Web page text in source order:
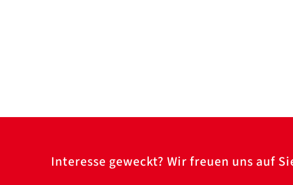
Interesse geweckt? Wir freuen uns auf